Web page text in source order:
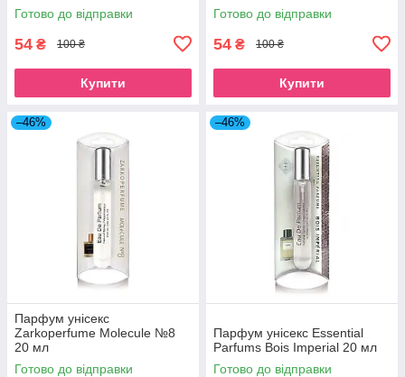
Готово до відправки
54 ₴ 100 ₴
Купити
Готово до відправки
54 ₴ 100 ₴
Купити
–46%
Парфум унісекс
Zarkoperfume Molecule №8
20 мл
Готово до відправки
–46%
Парфум унісекс Essential
Parfums Bois Imperial 20 мл
Готово до відправки